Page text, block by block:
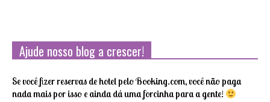
Ajude nosso blog a crescer!
Se você fizer reservas de hotel pelo Booking.com, você não paga
nada mais por isso e ainda dá uma forcinha para a gente!